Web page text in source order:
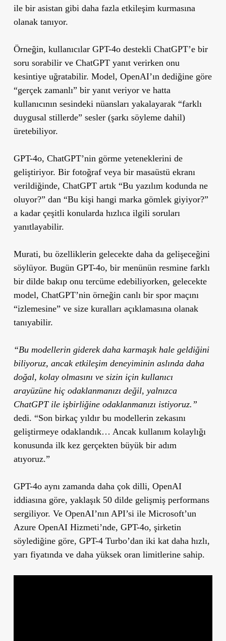
ile bir asistan gibi daha fazla etkileşim kurmasına
olanak tanıyor.
Örneğin, kullanıcılar GPT-4o destekli ChatGPT’e bir
soru sorabilir ve ChatGPT yanıt verirken onu
kesintiye uğratabilir. Model, OpenAI’ın dediğine göre
“gerçek zamanlı” bir yanıt veriyor ve hatta
kullanıcının sesindeki nüansları yakalayarak “farklı
duygusal stillerde” sesler (şarkı söyleme dahil)
üretebiliyor.
GPT-4o, ChatGPT’nin görme yeteneklerini de
geliştiriyor. Bir fotoğraf veya bir masaüstü ekranı
verildiğinde, ChatGPT artık “Bu yazılım kodunda ne
oluyor?” dan “Bu kişi hangi marka gömlek giyiyor?”
a kadar çeşitli konularda hızlıca ilgili soruları
yanıtlayabilir.
Murati, bu özelliklerin gelecekte daha da gelişeceğini
söylüyor. Bugün GPT-4o, bir menünün resmine farklı
bir dilde bakıp onu tercüme edebiliyorken, gelecekte
model, ChatGPT’nin örneğin canlı bir spor maçını
“izlemesine” ve size kuralları açıklamasına olanak
tanıyabilir.
“Bu modellerin giderek daha karmaşık hale geldiğini
biliyoruz, ancak etkileşim deneyiminin aslında daha
doğal, kolay olmasını ve sizin için kullanıcı
arayüzüne hiç odaklanmanızı değil, yalnızca
ChatGPT ile işbirliğine odaklanmanızı istiyoruz.”
dedi. “Son birkaç yıldır bu modellerin zekasını
geliştirmeye odaklandık… Ancak kullanım kolaylığı
konusunda ilk kez gerçekten büyük bir adım
atıyoruz.”
GPT-4o aynı zamanda daha çok dilli, OpenAI
iddiasına göre, yaklaşık 50 dilde gelişmiş performans
sergiliyor. Ve OpenAI’nın API’si ile Microsoft’un
Azure OpenAI Hizmeti’nde, GPT-4o, şirketin
söylediğine göre, GPT-4 Turbo’dan iki kat daha hızlı,
yarı fiyatında ve daha yüksek oran limitlerine sahip.